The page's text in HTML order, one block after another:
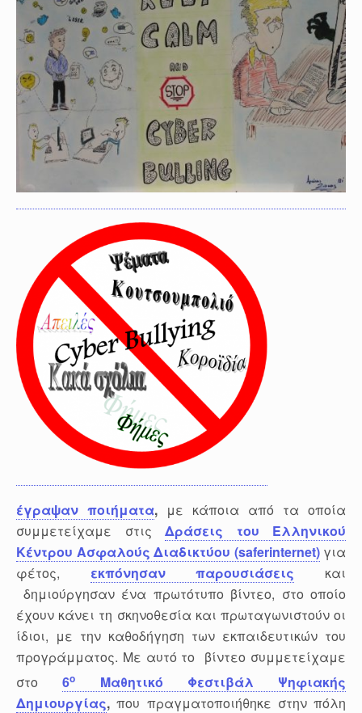
έγραψαν ποιήματα, με κάποια από τα οποία
συμμετείχαμε στις Δράσεις του Ελληνικού
Κέντρου Ασφαλούς Διαδικτύου (saferinternet)για
φέτος, εκπόνησαν παρουσιάσεις και
δημιούργησαν ένα πρωτότυπο βίντεο, στο οποίο
έχουν κάνει τη σκηνοθεσία και πρωταγωνιστούν οι
ίδιοι, με την καθοδήγηση των εκπαιδευτικών του
προγράμματος. Με αυτό το βίντεο συμμετείχαμε
στο6ο
Μαθητικό Φεστιβάλ Ψηφιακής
Δημιουργίας, που πραγματοποιήθηκε στην πόλη